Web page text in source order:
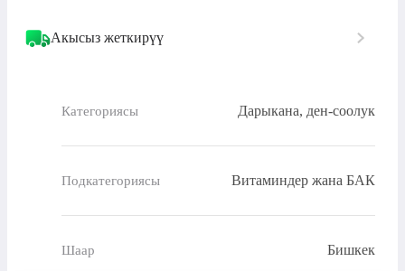
Акысыз жеткирүү
Категориясы Дарыкана, ден-соолук
Подкатегориясы Витаминдер жана БАК
Шаар Бишкек